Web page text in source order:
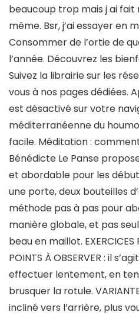
beaucoup trop mais j ai
même. Bsr, j’ai essayer en
Consommer de l’ortie de
l’année. Découvrez les
Suivez la librairie sur les
vous à nos pages dédiées.
est désactivé sur votre
méditerranéenne du
facile. Méditation :
Bénédicte Le Panse
et abordable pour les
une porte, deux bouteilles
méthode pas à pas pour
manière globale, et pas
beau en maillot. EXERCICES
POINTS À OBSERVER : il
effectuer lentement, en
brusquer la rotule.
incliné vers l’arrière, plus